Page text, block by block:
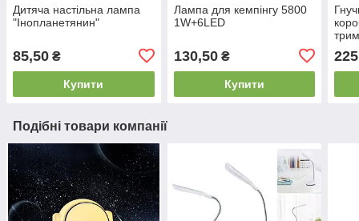
Дитяча настільна лампа
"Інопланетянин"
85,50 ₴
Купити
Лампа для кемпінгу 5800
1W+6LED
130,50₴
Купити
225
Подібні товари компанії